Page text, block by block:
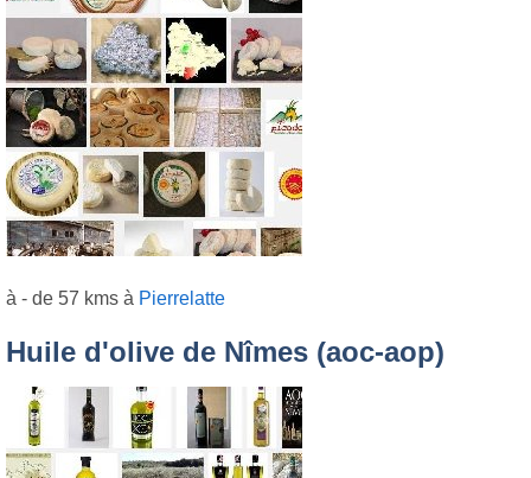
à - de 57 kms à Pierrelatte
Huile d'olive de Nîmes (aoc-aop)